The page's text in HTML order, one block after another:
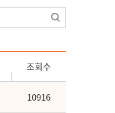
조회수
10916